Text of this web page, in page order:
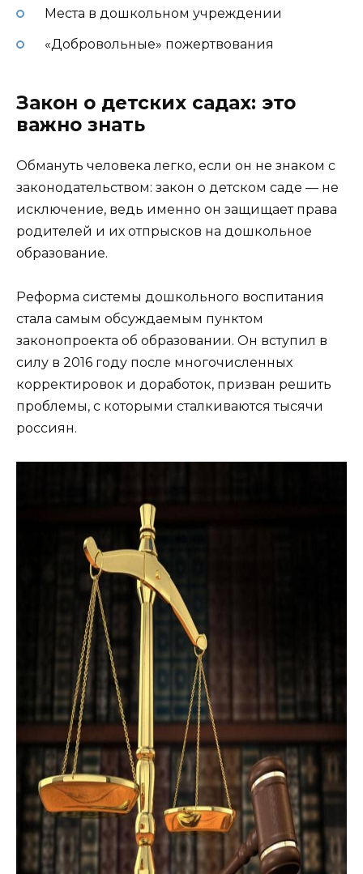
Места в дошкольном учреждении
«Добровольные» пожертвования
Закон о детских садах: это
важно знать
Обмануть человека легко, если он не знаком с
законодательством: закон о детском саде — не
исключение, ведь именно он защищает права
родителей и их отпрысков на дошкольное
образование.
Реформа системы дошкольного воспитания
стала самым обсуждаемым пунктом
законопроекта об образовании. Он вступил в
силу в 2016 году после многочисленных
корректировок и доработок, призван решить
проблемы, с которыми сталкиваются тысячи
россиян.